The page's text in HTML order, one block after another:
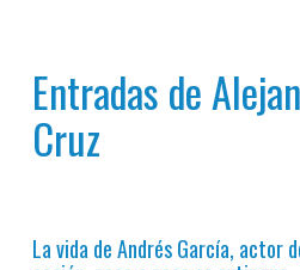
Entradas de
Cruz
La vida de Andrés García, actor